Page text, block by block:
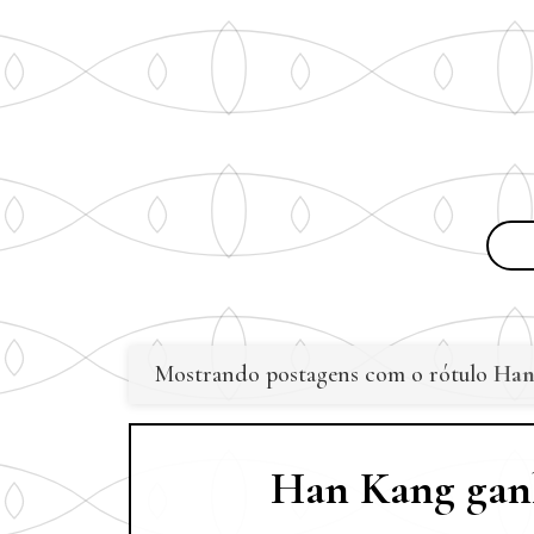
P
o
s
Mostrando postagens com o rótulo
Han Kang